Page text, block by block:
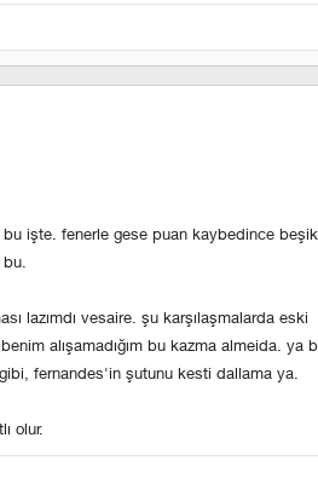
işte. fenerle gese puan kaybedince
lazımdı vesaire. şu karşılaşmalarda eski
benim alışamadığım bu kazma almeida. ya
fernandes'in şutunu kesti dallama ya.
olur.